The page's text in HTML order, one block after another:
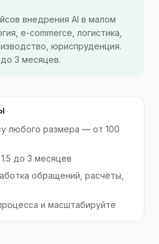
внедрения AI в малом
e-commerce, логистика,
юриспруденция.
3 месяцев.
любого размера — от 100
до 3 месяцев
обращений, расчёты,
и масштабируйте